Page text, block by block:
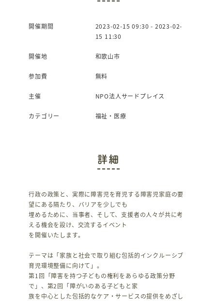
o
開催期間
2023-02-15 09:30 - 2023-02-
15 11:30
開催地 和歌山市
参加費 無料
主催 NPO法人サードプレイス
カテゴリー 福祉・医療
詳細
行政の政策と、実際に障害児を育児する障害児家庭の要
望にある隔たり、バリアを少しでも
埋めるために、当事者、そして、支援者の人々が共に考
える機会を設け、交流するイベント
を開催いたします。
テーマは「家族と社会で取り組む包括的インクルーシブ
育児環境整備に向けて」。
第1回「障害を持つ子どもの権利をあらゆる政策分野
で」、第2回「障がいのある子どもと家
族を中心とした包括的なケア・サービスの提供をめざし